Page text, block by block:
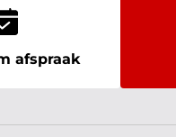
afspraak